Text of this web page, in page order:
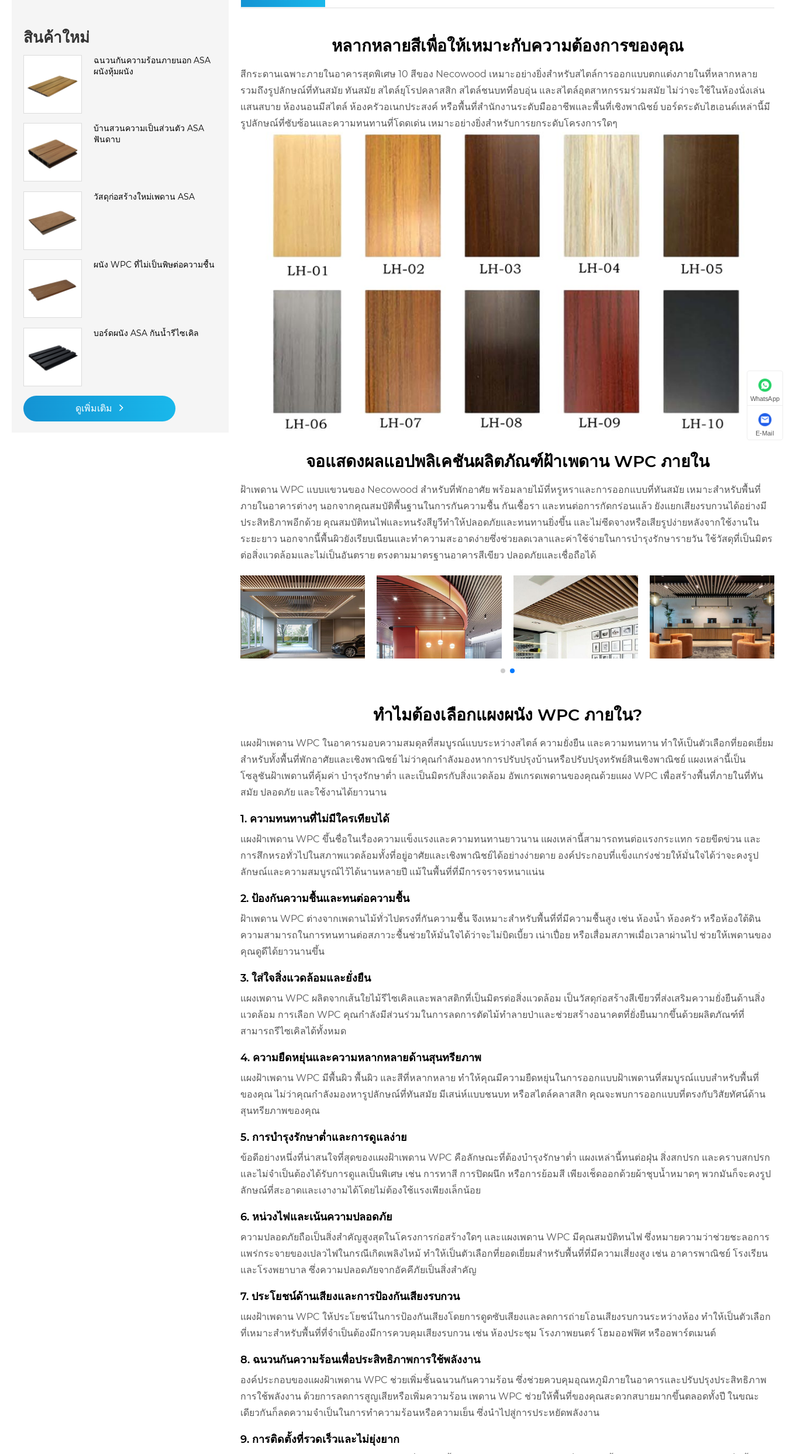
สินค้าใหม่
ฉนวนกันความร้อนภายนอก ASA
ผนังหุ้มผนัง
บ้านสวนความเป็นส่วนตัว ASA
ฟันดาบ
วัสดุก่อสร้างใหม่เพดาน ASA
ผนัง WPC ที่ไม่เป็นพิษต่อความชื้น
บอร์ดผนัง ASA กันน้ำรีไซเคิล
ดูเพิ่มเติม
หลากหลายสีเพื่อให้เหมาะกับความต้องการของคุณ
สีกระดานเฉพาะภายในอาคารสุดพิเศษ 10 สีของ Necowood เหมาะอย่างยิ่งสำหรับสไตล์การออกแบบตกแต่งภายในที่หลากหลาย
รวมถึงรูปลักษณ์ที่ทันสมัย ​​ทันสมัย ​​สไตล์ยุโรปคลาสสิก สไตล์ชนบทที่อบอุ่น และสไตล์อุตสาหกรรมร่วมสมัย ไม่ว่าจะใช้ในห้องนั่งเล่น
แสนสบาย ห้องนอนมีสไตล์ ห้องครัวอเนกประสงค์ หรือพื้นที่สำนักงานระดับมืออาชีพและพื้นที่เชิงพาณิชย์ บอร์ดระดับไฮเอนด์เหล่านี้มี
รูปลักษณ์ที่ซับซ้อนและความทนทานที่โดดเด่น เหมาะอย่างยิ่งสำหรับการยกระดับโครงการใดๆ
จอแสดงผลแอปพลิเคชันผลิตภัณฑ์ฝ้าเพดาน WPC ภายใน
ฝ้าเพดาน WPC แบบแขวนของ Necowood สำหรับที่พักอาศัย พร้อมลายไม้ที่หรูหราและการออกแบบที่ทันสมัย ​​เหมาะสำหรับพื้นที่
ภายในอาคารต่างๆ นอกจากคุณสมบัติพื้นฐานในการกันความชื้น กันเชื้อรา และทนต่อการกัดกร่อนแล้ว ยังแยกเสียงรบกวนได้อย่างมี
ประสิทธิภาพอีกด้วย คุณสมบัติทนไฟและทนรังสียูวีทำให้ปลอดภัยและทนทานยิ่งขึ้น และไม่ซีดจางหรือเสียรูปง่ายหลังจากใช้งานใน
ระยะยาว นอกจากนี้พื้นผิวยังเรียบเนียนและทำความสะอาดง่ายซึ่งช่วยลดเวลาและค่าใช้จ่ายในการบำรุงรักษารายวัน ใช้วัสดุที่เป็นมิตร
ต่อสิ่งแวดล้อมและไม่เป็นอันตราย ตรงตามมาตรฐานอาคารสีเขียว ปลอดภัยและเชื่อถือได้
ทำไมต้องเลือกแผงผนัง WPC ภายใน?
แผงฝ้าเพดาน WPC ในอาคารมอบความสมดุลที่สมบูรณ์แบบระหว่างสไตล์ ความยั่งยืน และความทนทาน ทำให้เป็นตัวเลือกที่ยอดเยี่ยม
สำหรับทั้งพื้นที่พักอาศัยและเชิงพาณิชย์ ไม่ว่าคุณกำลังมองหาการปรับปรุงบ้านหรือปรับปรุงทรัพย์สินเชิงพาณิชย์ แผงเหล่านี้เป็น
โซลูชันฝ้าเพดานที่คุ้มค่า บำรุงรักษาต่ำ และเป็นมิตรกับสิ่งแวดล้อม อัพเกรดเพดานของคุณด้วยแผง WPC เพื่อสร้างพื้นที่ภายในที่ทัน
สมัย ​​ปลอดภัย และใช้งานได้ยาวนาน
1. ความทนทานที่ไม่มีใครเทียบได้
แผงฝ้าเพดาน WPC ขึ้นชื่อในเรื่องความแข็งแรงและความทนทานยาวนาน แผงเหล่านี้สามารถทนต่อแรงกระแทก รอยขีดข่วน และ
การสึกหรอทั่วไปในสภาพแวดล้อมทั้งที่อยู่อาศัยและเชิงพาณิชย์ได้อย่างง่ายดาย องค์ประกอบที่แข็งแกร่งช่วยให้มั่นใจได้ว่าจะคงรูป
ลักษณ์และความสมบูรณ์ไว้ได้นานหลายปี แม้ในพื้นที่ที่มีการจราจรหนาแน่น
2. ป้องกันความชื้นและทนต่อความชื้น
ฝ้าเพดาน WPC ต่างจากเพดานไม้ทั่วไปตรงที่กันความชื้น จึงเหมาะสำหรับพื้นที่ที่มีความชื้นสูง เช่น ห้องน้ำ ห้องครัว หรือห้องใต้ดิน
ความสามารถในการทนทานต่อสภาวะชื้นช่วยให้มั่นใจได้ว่าจะไม่บิดเบี้ยว เน่าเปื่อย หรือเสื่อมสภาพเมื่อเวลาผ่านไป ช่วยให้เพดานของ
คุณดูดีได้ยาวนานขึ้น
3. ใส่ใจสิ่งแวดล้อมและยั่งยืน
แผงเพดาน WPC ผลิตจากเส้นใยไม้รีไซเคิลและพลาสติกที่เป็นมิตรต่อสิ่งแวดล้อม เป็นวัสดุก่อสร้างสีเขียวที่ส่งเสริมความยั่งยืนด้านสิ่ง
แวดล้อม การเลือก WPC คุณกำลังมีส่วนร่วมในการลดการตัดไม้ทำลายป่าและช่วยสร้างอนาคตที่ยั่งยืนมากขึ้นด้วยผลิตภัณฑ์ที่
สามารถรีไซเคิลได้ทั้งหมด
4. ความยืดหยุ่นและความหลากหลายด้านสุนทรียภาพ
แผงฝ้าเพดาน WPC มีพื้นผิว พื้นผิว และสีที่หลากหลาย ทำให้คุณมีความยืดหยุ่นในการออกแบบฝ้าเพดานที่สมบูรณ์แบบสำหรับพื้นที่
ของคุณ ไม่ว่าคุณกำลังมองหารูปลักษณ์ที่ทันสมัย ​​มีเสน่ห์แบบชนบท หรือสไตล์คลาสสิก คุณจะพบการออกแบบที่ตรงกับวิสัยทัศน์ด้าน
สุนทรียภาพของคุณ
5. การบำรุงรักษาต่ำและการดูแลง่าย
ข้อดีอย่างหนึ่งที่น่าสนใจที่สุดของแผงฝ้าเพดาน WPC คือลักษณะที่ต้องบำรุงรักษาต่ำ แผงเหล่านี้ทนต่อฝุ่น สิ่งสกปรก และคราบสกปรก
และไม่จำเป็นต้องได้รับการดูแลเป็นพิเศษ เช่น การทาสี การปิดผนึก หรือการย้อมสี เพียงเช็ดออกด้วยผ้าชุบน้ำหมาดๆ พวกมันก็จะคงรูป
ลักษณ์ที่สะอาดและเงางามได้โดยไม่ต้องใช้แรงเพียงเล็กน้อย
6. หน่วงไฟและเน้นความปลอดภัย
ความปลอดภัยถือเป็นสิ่งสำคัญสูงสุดในโครงการก่อสร้างใดๆ และแผงเพดาน WPC มีคุณสมบัติทนไฟ ซึ่งหมายความว่าช่วยชะลอการ
แพร่กระจายของเปลวไฟในกรณีเกิดเพลิงไหม้ ทำให้เป็นตัวเลือกที่ยอดเยี่ยมสำหรับพื้นที่ที่มีความเสี่ยงสูง เช่น อาคารพาณิชย์ โรงเรียน
และโรงพยาบาล ซึ่งความปลอดภัยจากอัคคีภัยเป็นสิ่งสำคัญ
7. ประโยชน์ด้านเสียงและการป้องกันเสียงรบกวน
แผงฝ้าเพดาน WPC ให้ประโยชน์ในการป้องกันเสียงโดยการดูดซับเสียงและลดการถ่ายโอนเสียงรบกวนระหว่างห้อง ทำให้เป็นตัวเลือก
ที่เหมาะสำหรับพื้นที่ที่จำเป็นต้องมีการควบคุมเสียงรบกวน เช่น ห้องประชุม โรงภาพยนตร์ โฮมออฟฟิศ หรืออพาร์ตเมนต์
8. ฉนวนกันความร้อนเพื่อประสิทธิภาพการใช้พลังงาน
องค์ประกอบของแผงฝ้าเพดาน WPC ช่วยเพิ่มชั้นฉนวนกันความร้อน ซึ่งช่วยควบคุมอุณหภูมิภายในอาคารและปรับปรุงประสิทธิภาพ
การใช้พลังงาน ด้วยการลดการสูญเสียหรือเพิ่มความร้อน เพดาน WPC ช่วยให้พื้นที่ของคุณสะดวกสบายมากขึ้นตลอดทั้งปี ในขณะ
เดียวกันก็ลดความจำเป็นในการทำความร้อนหรือความเย็น ซึ่งนำไปสู่การประหยัดพลังงาน
9. การติดตั้งที่รวดเร็วและไม่ยุ่งยาก
WhatsApp
E-Mail